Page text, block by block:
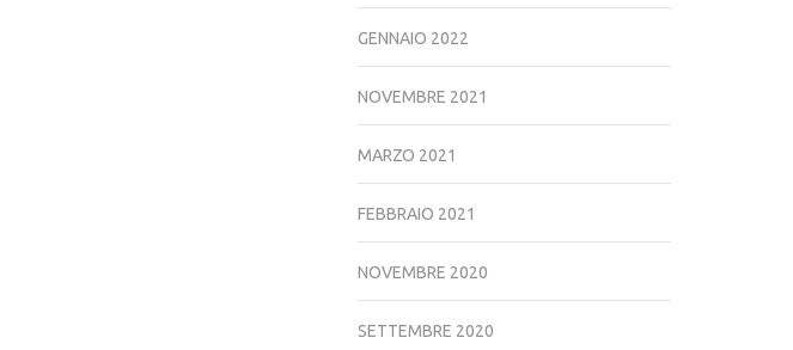
GENNAIO 2022
NOVEMBRE 2021
MARZO 2021
FEBBRAIO 2021
NOVEMBRE 2020
SETTEMBRE 2020